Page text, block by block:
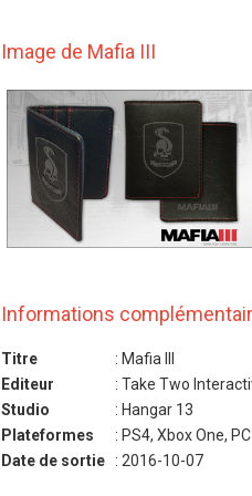
Image de Mafia III
Informations
Titre
: Mafia III
Editeur
: Take Two
Studio
: Hangar 13
Plateformes
: PS4, Xbox One, PC
Date de sortie
: 2016-10-07